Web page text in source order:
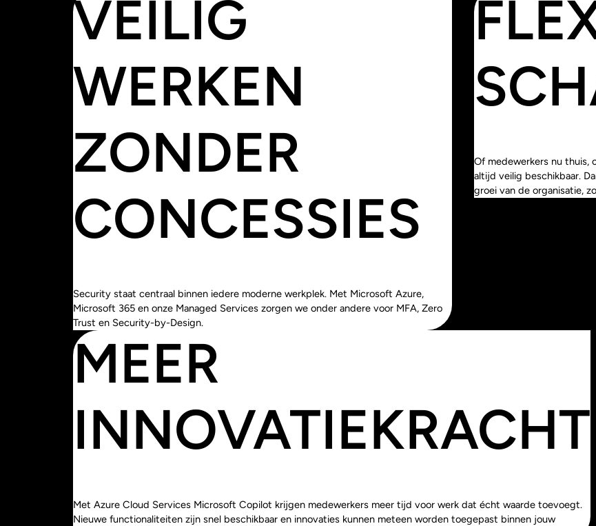
VEILIG
WERKEN
ZONDER
CONCESSIES
Security staat centraal binnen iedere moderne werkplek. Met Microsoft Azure,
Microsoft 365 en onze Managed Services zorgen we onder andere voor MFA, Zero
Trust en Security-by-Design.
Of medewerkers nu thuis,
altijd veilig beschikbaar.
groei van de organisatie,
MEER
INNOVATIEKRACHT
Met Azure Cloud Services Microsoft Copilot krijgen medewerkers meer tijd voor werk dat écht waarde toevoegt.
Nieuwe functionaliteiten zijn snel beschikbaar en innovaties kunnen meteen worden toegepast binnen jouw